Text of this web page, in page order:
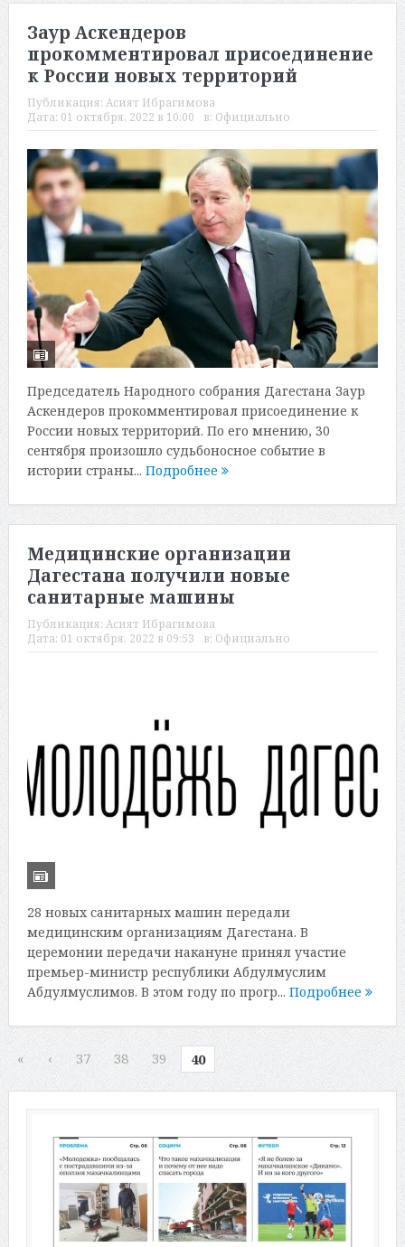
Заур Аскендеров
прокомментировал присоединение
к России новых территорий
Публикация: Асият Ибрагимова
Дата: 01 октября, 2022 в 10:00 в: Официально
Председатель Народного собрания Дагестана Заур
Аскендеров прокомментировал присоединение к
России новых территорий. По его мнению, 30
сентября произошло судьбоносное событие в
истории страны... Подробнее
Медицинские организации
Дагестана получили новые
санитарные машины
Публикация: Асият Ибрагимова
Дата: 01 октября, 2022 в 09:53 в: Официально
28 новых санитарных машин передали
медицинским организациям Дагестана. В
церемонии передачи накануне принял участие
премьер-министр республики Абдулмуслим
Абдулмуслимов. В этом году по прогр... Подробнее
« ‹ 37 38 39 40